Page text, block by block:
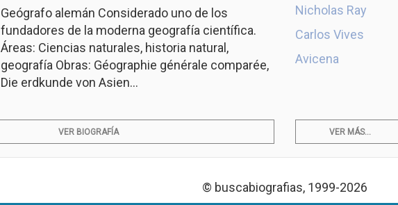
Geógrafo alemán Considerado uno de los
fundadores de la moderna geografía científica.
Áreas: Ciencias naturales, historia natural,
geografía Obras: Géographie générale comparée,
Die erdkunde von Asien...
Nicholas Ray
Carlos Vives
Avicena
VER BIOGRAFÍA VER MÁS...
© buscabiografias, 1999-2026